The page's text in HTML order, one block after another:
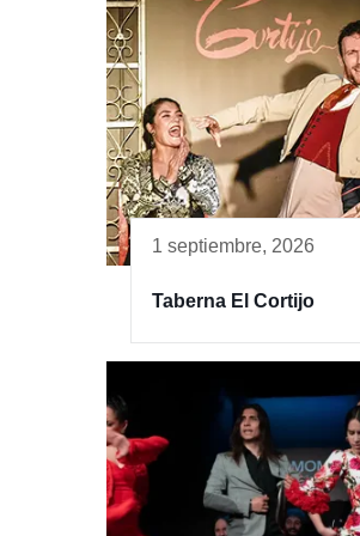
1 septiembre, 2026
Taberna El Cortijo